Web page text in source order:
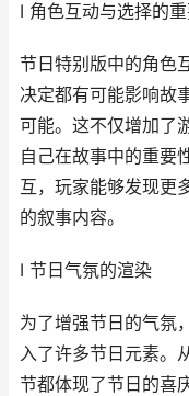
I 角色互动与选择的
节日特别版中的角色
决定都有可能影响故
可能。这不仅增加了
自己在故事中的重要
互，玩家能够发现更
的叙事内容。
I 节日气氛的渲染
为了增强节日的气氛
入了许多节日元素。
节都体现了节日的喜